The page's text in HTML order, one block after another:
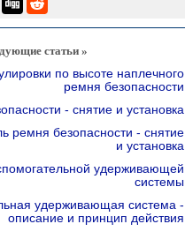
статьи »
по высоте наплечного
ремня безопасности
- снятие и установка
ремня безопасности - снятие
и установка
удерживающей
системы
удерживающая система -
описание и принцип действия